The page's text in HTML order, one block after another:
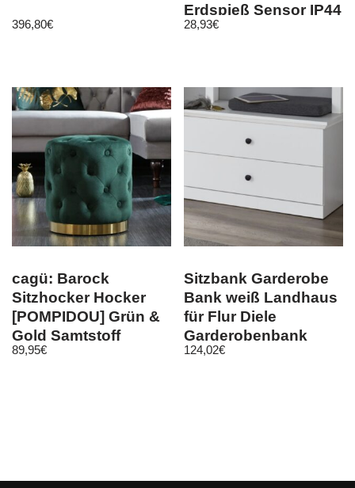
396,80€
Erdspieß Sensor IP44
Terrasse Weglicht
28,93€
cagü: Barock
Sitzhocker Hocker
[POMPIDOU] Grün &
Gold Samtstoff
Gesteppt 36cm x
89,95€
Sitzbank Garderobe
Bank weiß Landhaus
für Flur Diele
Garderobenbank
Möbel Baxter
124,02€